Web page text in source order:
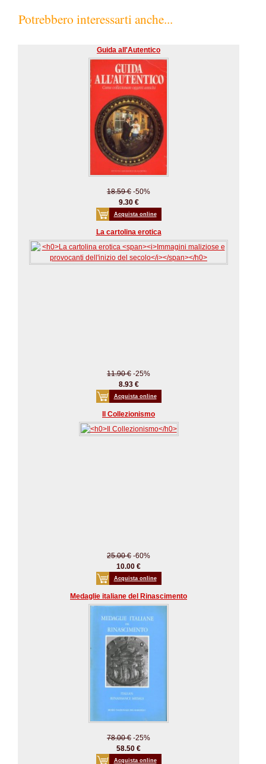
Potrebbero interessarti anche...
Guida all'Autentico
18.59 € -50%
9.30 €
Acquista online
La cartolina erotica
11.90 € -25%
8.93 €
Acquista online
Il Collezionismo
25.00 € -60%
10.00 €
Acquista online
Medaglie italiane del Rinascimento
78.00 € -25%
58.50 €
Acquista online